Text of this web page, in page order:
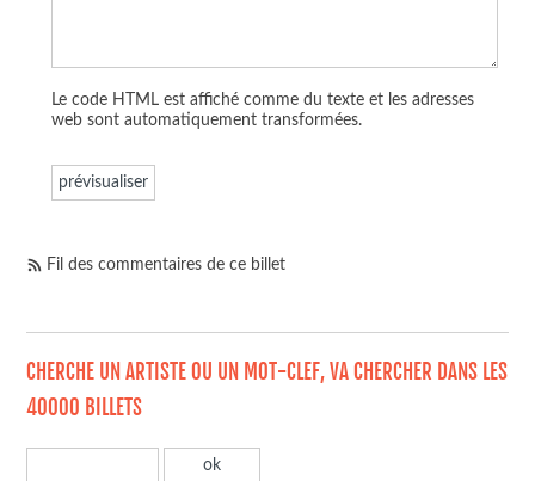
Le code HTML est affiché comme du texte et les adresses
web sont automatiquement transformées.
Fil des commentaires de ce billet
CHERCHE UN ARTISTE OU UN MOT-CLEF, VA CHERCHER DANS LES
40000 BILLETS